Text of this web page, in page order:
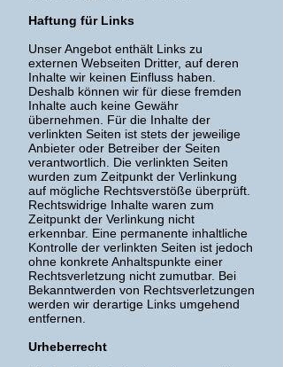
Haftung für Links
Unser Angebot enthält Links zu
externen Webseiten Dritter, auf deren
Inhalte wir keinen Einfluss haben.
Deshalb können wir für diese fremden
Inhalte auch keine Gewähr
übernehmen. Für die Inhalte der
verlinkten Seiten ist stets der jeweilige
Anbieter oder Betreiber der Seiten
verantwortlich. Die verlinkten Seiten
wurden zum Zeitpunkt der Verlinkung
auf mögliche Rechtsverstöße überprüft.
Rechtswidrige Inhalte waren zum
Zeitpunkt der Verlinkung nicht
erkennbar. Eine permanente inhaltliche
Kontrolle der verlinkten Seiten ist jedoch
ohne konkrete Anhaltspunkte einer
Rechtsverletzung nicht zumutbar. Bei
Bekanntwerden von Rechtsverletzungen
werden wir derartige Links umgehend
entfernen.
Urheberrecht